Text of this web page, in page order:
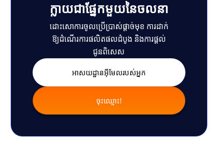
ក្លាយជាផ្នែកមួយនៃចលនា
ដោះសោការចូលប្រើប្រាស់ផ្តាច់មុខ ការដាក់
ឱ្យដំណើរការផលិតផលដំបូង និងការផ្តល់
ជូនពិសេស